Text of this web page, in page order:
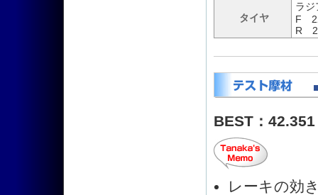
タイヤ
ラ
F
R
BEST：42.351
レーキの効